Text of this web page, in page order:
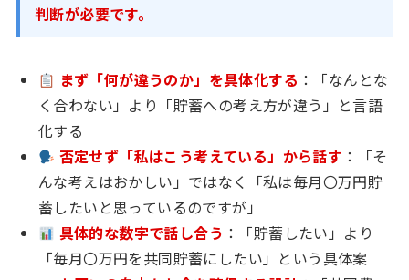
判断が必要です。
まず「何が違うのか」を具体化する ：「なんとな
く合わない」より「貯蓄への考え方が違う」と言語
化する
否定せず「私はこう考えている」から話す ：「そ
んな考えはおかしい」ではなく「私は毎月〇万円貯
蓄したいと思っているのですが」
具体的な数字で話し合う ：「貯蓄したい」より
「毎月〇万円を共同貯蓄にしたい」という具体案